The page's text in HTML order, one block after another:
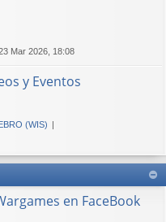
23 Mar 2026, 18:08
y Eventos
(WIS)
en FaceBook